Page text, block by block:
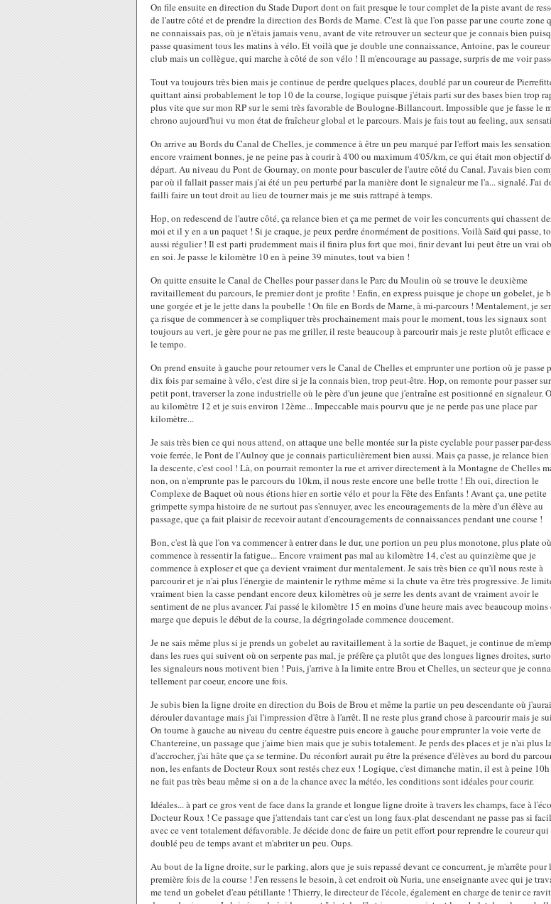
On file ensuite en direction du Stade Duport dont on fait presque le tour complet de la piste avant de
de l'autre côté et de prendre la direction des Bords de Marne. C'est là que l'on passe par une courte zone
ne connaissais pas, où je n'étais jamais venu, avant de vite retrouver un secteur que je connais bien
passe quasiment tous les matins à vélo. Et voilà que je double une connaissance, Antoine, pas le
club mais un collègue, qui marche à côté de son vélo ! Il m'encourage au passage, surpris de me voir
Tout va toujours très bien mais je continue de perdre quelques places, doublé par un coureur de
quittant ainsi probablement le top 10 de la course, logique puisque j'étais parti sur des bases bien trop
plus vite que sur mon RP sur le semi très favorable de Boulogne-Billancourt. Impossible que je fasse le
chrono aujourd'hui vu mon état de fraîcheur global et le parcours. Mais je fais tout au feeling, aux
On arrive au Bords du Canal de Chelles, je commence à être un peu marqué par l'effort mais les
encore vraiment bonnes, je ne peine pas à courir à 4'00 ou maximum 4'05/km, ce qui était mon objectif
départ. Au niveau du Pont de Gournay, on monte pour basculer de l'autre côté du Canal. J'avais bien
par où il fallait passer mais j'ai été un peu perturbé par la manière dont le signaleur me l'a... signalé. J'ai
failli faire un tout droit au lieu de tourner mais je me suis rattrapé à temps.
Hop, on redescend de l'autre côté, ça relance bien et ça me permet de voir les concurrents qui chassent
moi et il y en a un paquet ! Si je craque, je peux perdre énormément de positions. Voilà Saïd qui passe,
aussi régulier ! Il est parti prudemment mais il finira plus fort que moi, finir devant lui peut être un vrai
en soi. Je passe le kilomètre 10 en à peine 39 minutes, tout va bien !
On quitte ensuite le Canal de Chelles pour passer dans le Parc du Moulin où se trouve le deuxième
ravitaillement du parcours, le premier dont je profite ! Enfin, en express puisque je chope un gobelet, je
une gorgée et je le jette dans la poubelle ! On file en Bords de Marne, à mi-parcours ! Mentalement, je
ça risque de commencer à se compliquer très prochainement mais pour le moment, tous les signaux sont
toujours au vert, je gère pour ne pas me griller, il reste beaucoup à parcourir mais je reste plutôt efficace
le tempo.
On prend ensuite à gauche pour retourner vers le Canal de Chelles et emprunter une portion où je passe
dix fois par semaine à vélo, c'est dire si je la connais bien, trop peut-être. Hop, on remonte pour passer
petit pont, traverser la zone industrielle où le père d'un jeune que j'entraîne est positionné en signaleur.
au kilomètre 12 et je suis environ 12ème... Impeccable mais pourvu que je ne perde pas une place par
kilomètre...
Je sais très bien ce qui nous attend, on attaque une belle montée sur la piste cyclable pour passer par-
voie ferrée, le Pont de l'Aulnoy que je connais particulièrement bien aussi. Mais ça passe, je relance bien
la descente, c'est cool ! Là, on pourrait remonter la rue et arriver directement à la Montagne de Chelles
non, on n'emprunte pas le parcours du 10km, il nous reste encore une belle trotte ! Eh oui, direction le
Complexe de Baquet où nous étions hier en sortie vélo et pour la Fête des Enfants ! Avant ça, une petite
grimpette sympa histoire de ne surtout pas s'ennuyer, avec les encouragements de la mère d'un élève au
passage, que ça fait plaisir de recevoir autant d'encouragements de connaissances pendant une course !
Bon, c'est là que l'on va commencer à entrer dans le dur, une portion un peu plus monotone, plus plate
commence à ressentir la fatigue... Encore vraiment pas mal au kilomètre 14, c'est au quinzième que je
commence à exploser et que ça devient vraiment dur mentalement. Je sais très bien ce qu'il nous reste à
parcourir et je n'ai plus l'énergie de maintenir le rythme même si la chute va être très progressive. Je
vraiment bien la casse pendant encore deux kilomètres où je serre les dents avant de vraiment avoir le
sentiment de ne plus avancer. J'ai passé le kilomètre 15 en moins d'une heure mais avec beaucoup moins
marge que depuis le début de la course, la dégringolade commence doucement.
Je ne sais même plus si je prends un gobelet au ravitaillement à la sortie de Baquet, je continue de
dans les rues qui suivent où on serpente pas mal, je préfère ça plutôt que des longues lignes droites,
les signaleurs nous motivent bien ! Puis, j'arrive à la limite entre Brou et Chelles, un secteur que je
tellement par coeur, encore une fois.
Je subis bien la ligne droite en direction du Bois de Brou et même la partie un peu descendante où
dérouler davantage mais j'ai l'impression d'être à l'arrêt. Il ne reste plus grand chose à parcourir mais je
On tourne à gauche au niveau du centre équestre puis encore à gauche pour emprunter la voie verte de
Chantereine, un passage que j'aime bien mais que je subis totalement. Je perds des places et je n'ai plus
d'accrocher, j'ai hâte que ça se termine. Du réconfort aurait pu être la présence d'élèves au bord du
non, les enfants de Docteur Roux sont restés chez eux ! Logique, c'est dimanche matin, il est à peine
ne fait pas très beau même si on a de la chance avec la météo, les conditions sont idéales pour courir.
Idéales... à part ce gros vent de face dans la grande et longue ligne droite à travers les champs, face à
Docteur Roux ! Ce passage que j'attendais tant car c'est un long faux-plat descendant ne passe pas si
avec ce vent totalement défavorable. Je décide donc de faire un petit effort pour reprendre le coureur qui
doublé peu de temps avant et m'abriter un peu. Oups.
Au bout de la ligne droite, sur le parking, alors que je suis repassé devant ce concurrent, je m'arrête pour
première fois de la course ! J'en ressens le besoin, à cet endroit où Nuria, une enseignante avec qui je
me tend un gobelet d'eau pétillante ! Thierry, le directeur de l'école, également en charge de tenir ce